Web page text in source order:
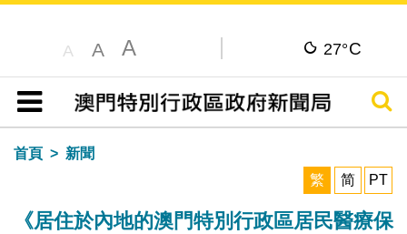
A A A 27°C
目錄
搜尋
首頁
新聞
繁
简 PT
《居住於內地的澳門特別行政區居民醫療保